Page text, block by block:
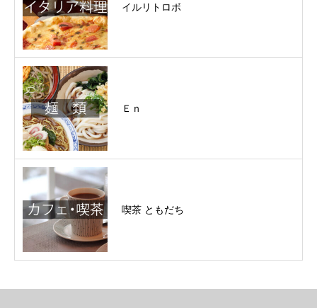
イルリトロボ
Ｅｎ
喫茶 ともだち